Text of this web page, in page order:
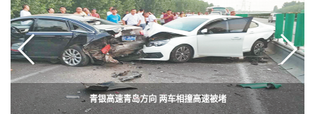
【代代相传的老手艺】痴迷苇编六十载 一心倾注为传承
48名烟台乡亲昨来淄博缅怀先烈
青银高速青岛方向 两车相撞高速被堵